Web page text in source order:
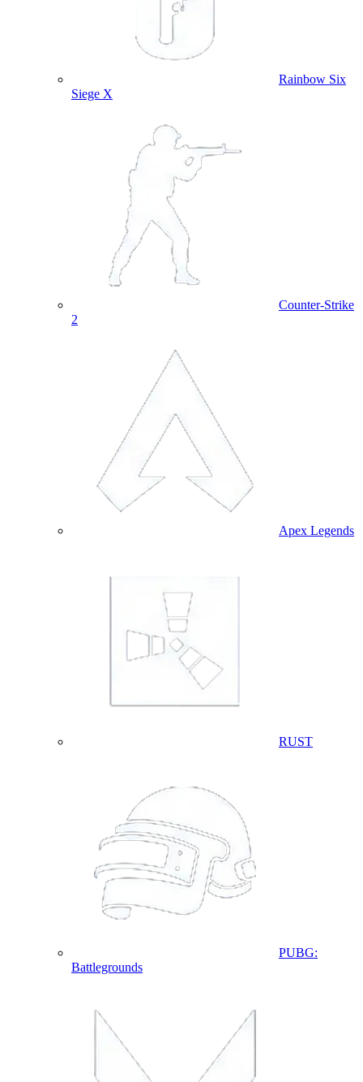
Rainbow Six
Siege X
Counter-Strike
2
Apex Legends
RUST
PUBG:
Battlegrounds